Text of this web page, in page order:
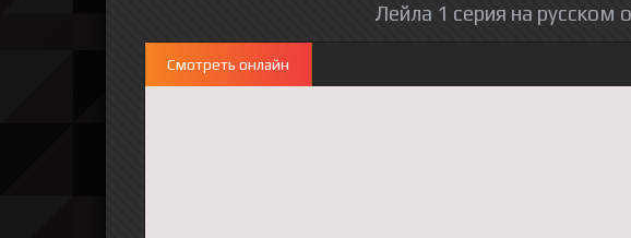
Лейла 1 серия на русском
Смотреть онлайн